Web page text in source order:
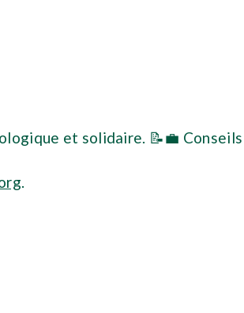
et solidaire. 📝💼
.